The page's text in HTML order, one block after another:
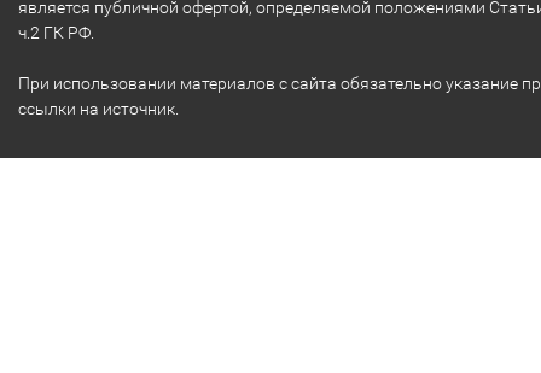
является публичной офертой, определяемой положениями
ч.2 ГК РФ.
При использовании материалов с сайта обязательно указание
ссылки на источник.